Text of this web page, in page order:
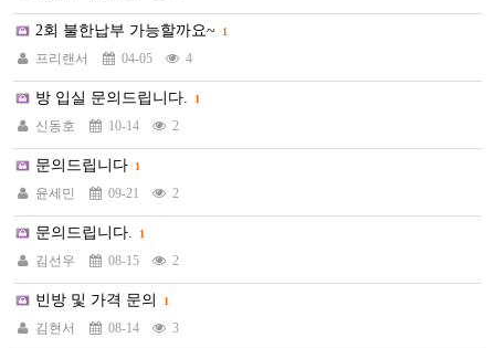
2회 불한납부 가능할까요~ 1
프리랜서 04-05 4
방 입실 문의드립니다. 1
신동호 10-14 2
문의드립니다 1
윤세민 09-21 2
문의드립니다. 1
김선우 08-15 2
빈방 및 가격 문의 1
김현서 08-14 3